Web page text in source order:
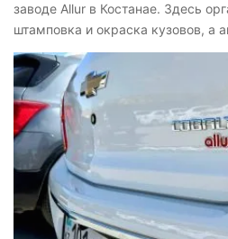
заводе Allur в Костанае. Здесь
штамповка и окраска кузовов, а